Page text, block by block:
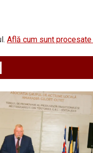
Află cum sunt